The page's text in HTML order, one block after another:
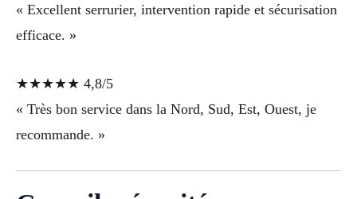
« Excellent serrurier, intervention rapide et sécurisation
efficace. »
★★★★★ 4,8/5
« Très bon service dans la Nord, Sud, Est, Ouest, je
recommande. »